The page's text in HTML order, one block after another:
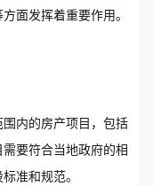
面发挥着重要作用。
内的房产项目，包括
要符合当地政府的相
准和规范。